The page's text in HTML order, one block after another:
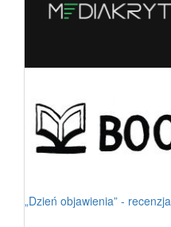
„Dzień objawienia” - recenzja